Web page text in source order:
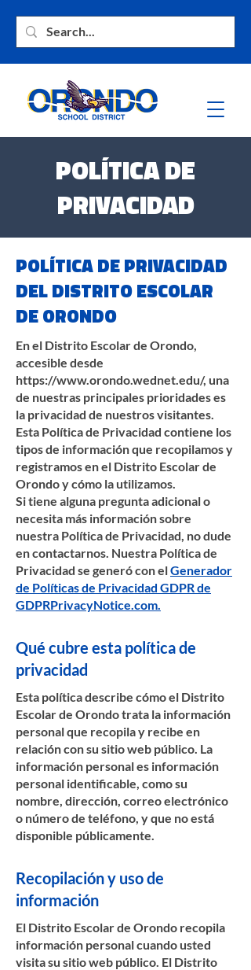
POLÍTICA DE
PRIVACIDAD
POLÍTICA DE PRIVACIDAD
DEL DISTRITO ESCOLAR
DE ORONDO
En el Distrito Escolar de Orondo,
accesible desde
https://www.orondo.wednet.edu/, una
de nuestras principales prioridades es
la privacidad de nuestros visitantes.
Esta Política de Privacidad contiene los
tipos de información que recopilamos y
registramos en el Distrito Escolar de
Orondo y cómo la utilizamos.
Si tiene alguna pregunta adicional o
necesita más información sobre
nuestra Política de Privacidad, no dude
en contactarnos. Nuestra Política de
Privacidad se generó con elGenerador
de Políticas de Privacidad GDPR de
GDPRPrivacyNotice.com.
Qué cubre esta política de
privacidad
Esta política describe cómo el Distrito
Escolar de Orondo trata la información
personal que recopila y recibe en
relación con su sitio web público. La
información personal es información
personal identificable, como su
nombre, dirección, correo electrónico
o número de teléfono, y que no está
disponible públicamente.
Recopilación y uso de
información
El Distrito Escolar de Orondo recopila
información personal cuando usted
visita su sitio web público. El Distrito